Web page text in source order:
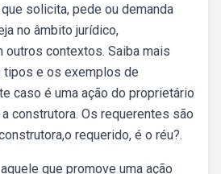
solicita, pede ou demanda
no âmbito jurídico,
outros contextos. Saiba mais
tipos e os exemplos de
caso é uma ação do proprietário
construtora. Os requerentes são
requerido, é o réu?.
que promove uma ação